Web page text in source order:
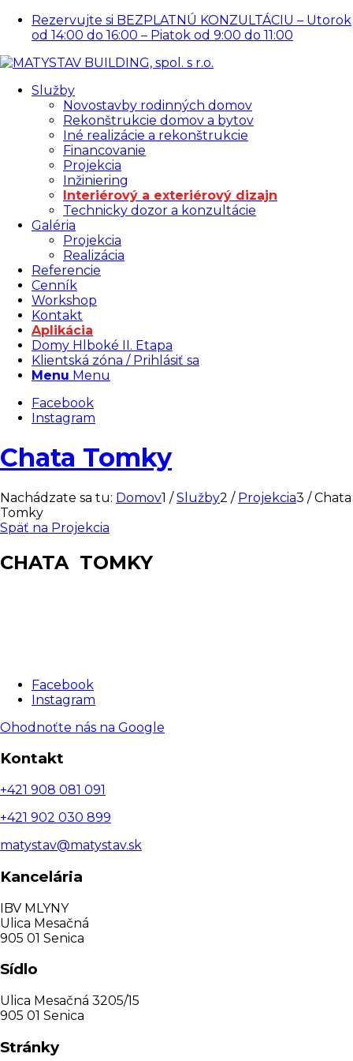
Rezervujte si BEZPLATNÚ KONZULTÁCIU – Utorok
od 14:00 do 16:00 – Piatok od 9:00 do 11:00
Služby
Novostavby rodinných domov
Rekonštrukcie domov a bytov
Iné realizácie a rekonštrukcie
Financovanie
Projekcia
Inžiniering
Interiérový a exteriérový dizajn
Technicky dozor a konzultácie
Galéria
Projekcia
Realizácia
Referencie
Cenník
Workshop
Kontakt
Aplikácia
Domy Hlboké II. Etapa
Klientská zóna / Prihlásiť sa
Menu Menu
Facebook
Instagram
Chata Tomky
Nachádzate sa tu: Domov1 / Služby2 / Projekcia3 / Chata
Tomky
Späť na Projekcia
CHATA TOMKY
Facebook
Instagram
Ohodnoťte nás na Google
Kontakt
+421 908 081 091
+421 902 030 899
matystav@matystav.sk
Kancelária
IBV MLYNY
Ulica Mesačná
905 01 Senica
Sídlo
Ulica Mesačná 3205/15
905 01 Senica
Stránky